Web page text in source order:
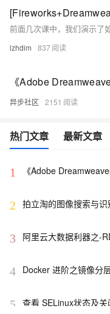
lzhdim 837
《Adobe
异步社区 2151
热门文章 最新文章
1
《Adobe
2 拍立淘的图像搜索与识
3
阿里云大数据利器之-
4 Docker 进阶之镜像分
5 查看 SELinux状态及